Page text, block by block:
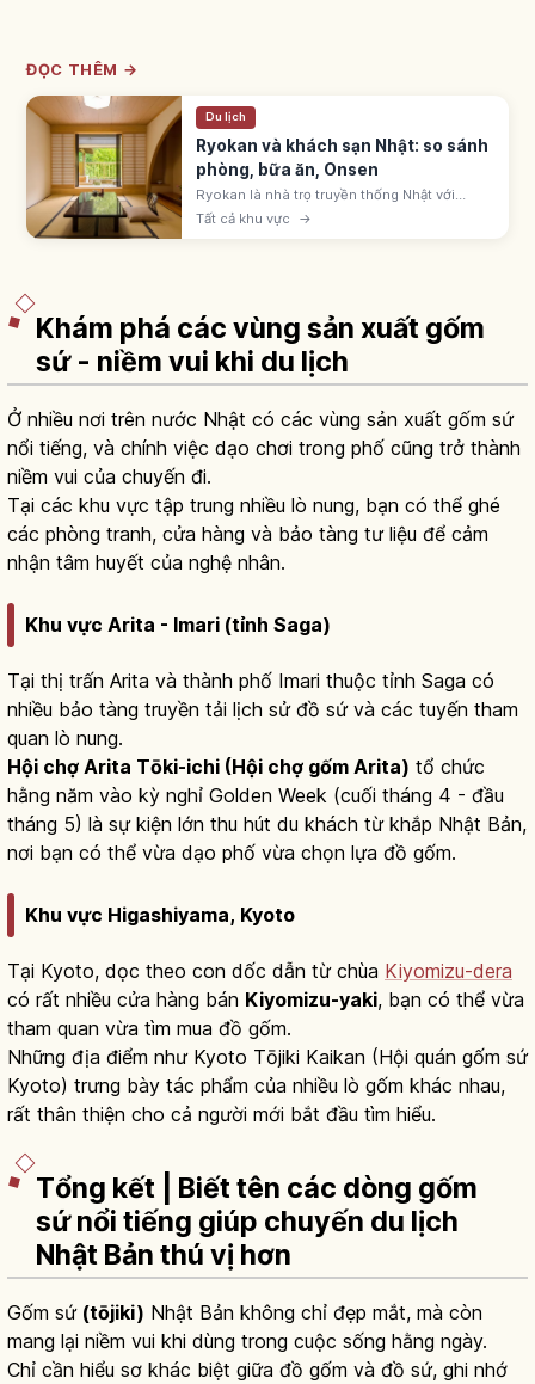
ĐỌC THÊM →
Du lịch
Ryokan và khách sạn Nhật: so sánh
phòng, bữa ăn, Onsen
Ryokan là nhà trọ truyền thống Nhật với
phòng tatami, futon, yukata, kaiseki và
onsen. Khách sạn business, city, resort tự
Tất cả khu vực →
Khám phá các vùng sản xuất gốm
sứ - niềm vui khi du lịch
Ở nhiều nơi trên nước Nhật có các vùng sản xuất gốm sứ
nổi tiếng, và chính việc dạo chơi trong phố cũng trở thành
niềm vui của chuyến đi.
Tại các khu vực tập trung nhiều lò nung, bạn có thể ghé
các phòng tranh, cửa hàng và bảo tàng tư liệu để cảm
nhận tâm huyết của nghệ nhân.
Khu vực Arita - Imari (tỉnh Saga)
Tại thị trấn Arita và thành phố Imari thuộc tỉnh Saga có
nhiều bảo tàng truyền tải lịch sử đồ sứ và các tuyến tham
quan lò nung.
Hội chợ Arita Tōki-ichi (Hội chợ gốm Arita) tổ chức
hằng năm vào kỳ nghỉ Golden Week (cuối tháng 4 - đầu
tháng 5) là sự kiện lớn thu hút du khách từ khắp Nhật Bản,
nơi bạn có thể vừa dạo phố vừa chọn lựa đồ gốm.
Khu vực Higashiyama, Kyoto
Tại Kyoto, dọc theo con dốc dẫn từ chùa Kiyomizu-dera
có rất nhiều cửa hàng bán Kiyomizu-yaki, bạn có thể vừa
tham quan vừa tìm mua đồ gốm.
Những địa điểm như Kyoto Tōjiki Kaikan (Hội quán gốm sứ
Kyoto) trưng bày tác phẩm của nhiều lò gốm khác nhau,
rất thân thiện cho cả người mới bắt đầu tìm hiểu.
Tổng kết | Biết tên các dòng gốm
sứ nổi tiếng giúp chuyến du lịch
Nhật Bản thú vị hơn
Gốm sứ (tōjiki) Nhật Bản không chỉ đẹp mắt, mà còn
mang lại niềm vui khi dùng trong cuộc sống hằng ngày.
Chỉ cần hiểu sơ khác biệt giữa đồ gốm và đồ sứ, ghi nhớ